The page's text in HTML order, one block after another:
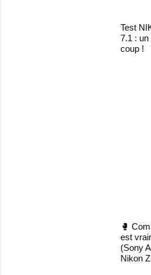
Test
7.1 :
coup !
🥊
est
(Sony
Nikon